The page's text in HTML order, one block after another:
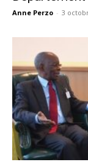
Anne Perzo - 3